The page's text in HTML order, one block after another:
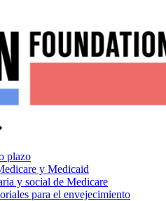
plazo
y Medicaid
y social de Medicare
para el envejecimiento